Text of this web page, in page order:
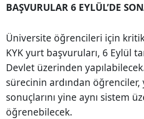
BAŞVURULAR 6 EYLÜL’DE
Üniversite öğrencileri için
KYK yurt başvuruları, 6 Eylül
Devlet üzerinden
sürecinin ardından
sonuçlarını yine aynı sistem
öğrenebilecek.